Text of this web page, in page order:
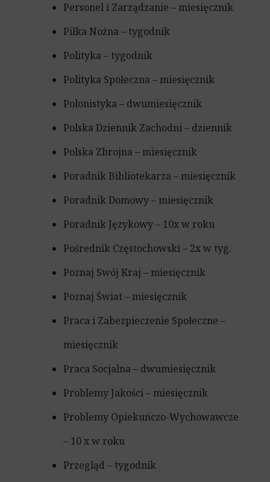
Personel i Zarządzanie – miesięcznik
Piłka Nożna – tygodnik
Polityka – tygodnik
Polityka Społeczna – miesięcznik
Polonistyka – dwumiesięcznik
Polska Dziennik Zachodni – dziennik
Polska Zbrojna – miesięcznik
Poradnik Bibliotekarza – miesięcznik
Poradnik Domowy – miesięcznik
Poradnik Językowy – 10x w roku
Pośrednik Częstochowski – 2x w tyg.
Poznaj Swój Kraj – miesięcznik
Poznaj Świat – miesięcznik
Praca i Zabezpieczenie Społeczne –
miesięcznik
Praca Socjalna – dwumiesięcznik
Problemy Jakości – miesięcznik
Problemy Opiekuńczo-Wychowawcze
– 10 x w roku
Przegląd – tygodnik